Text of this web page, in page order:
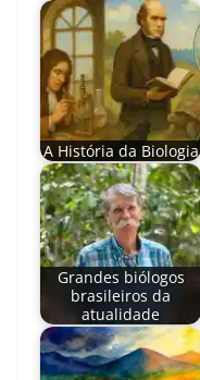
A História da Biologia
Grandes biólogos
brasileiros da
atualidade